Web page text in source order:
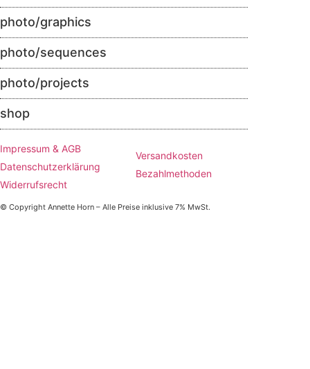
photo/graphics
photo/sequences
photo/projects
shop
Impressum & AGB
Datenschutzerklärung
Widerrufsrecht
Versandkosten
Bezahlmethoden
© Copyright Annette Horn – Alle Preise inklusive 7% MwSt.